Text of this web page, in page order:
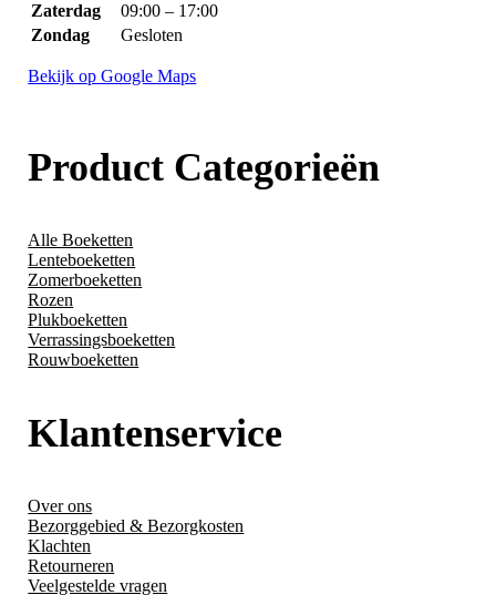
Zaterdag
09:00 – 17:00
Zondag
Gesloten
Bekijk op Google Maps
Product Categorieën
Alle Boeketten
Lenteboeketten
Zomerboeketten
Rozen
Plukboeketten
Verrassingsboeketten
Rouwboeketten
Klantenservice
Over ons
Bezorggebied & Bezorgkosten
Klachten
Retourneren
Veelgestelde vragen